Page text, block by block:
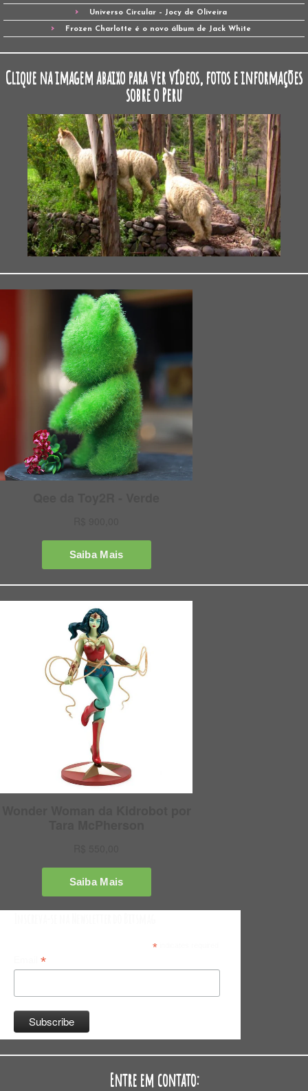
Universo Circular – Jocy de Oliveira
Frozen Charlotte é o novo álbum de Jack White
Clique na imagem abaixo para ver vídeos, fotos e informações
sobre o Peru
*indicates required
*
Entre em contato: